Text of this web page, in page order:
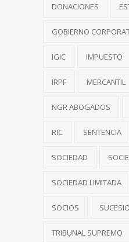
DONACIONES
GOBIERNO
IGIC IMPUESTO
IRPF MERCANTIL
NGR ABOGADOS
RIC SENTENCIA
SOCIEDAD
SOCIEDAD LIMITADA
SOCIOS
TRIBUNAL SUPREMO